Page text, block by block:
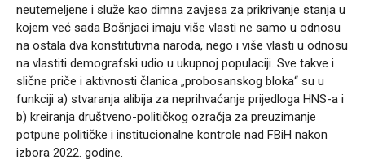
neutemeljene i služe kao dimna zavjesa za prikrivanje stanja u
kojem već sada Bošnjaci imaju više vlasti ne samo u odnosu
na ostala dva konstitutivna naroda, nego i više vlasti u odnosu
na vlastiti demografski udio u ukupnoj populaciji. Sve takve i
slične priče i aktivnosti članica „probosanskog bloka“ su u
funkciji a) stvaranja alibija za neprihvaćanje prijedloga HNS-a i
b) kreiranja društveno-političkog ozračja za preuzimanje
potpune političke i institucionalne kontrole nad FBiH nakon
izbora 2022. godine.